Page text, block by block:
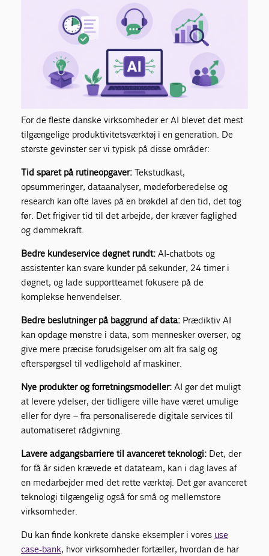
For de fleste danske virksomheder er AI blevet det mest
tilgængelige produktivitetsværktøj i en generation. De
største gevinster ser vi typisk på disse områder:
Tid sparet på rutineopgaver:Tekstudkast,
opsummeringer, dataanalyser, mødeforberedelse og
research kan ofte laves på en brøkdel af den tid, det tog
før. Det frigiver tid til det arbejde, der kræver faglighed
og dømmekraft.
Bedre kundeservice døgnet rundt:AI-chatbots og
assistenter kan svare kunder på sekunder, 24 timer i
døgnet, og lade supportteamet fokusere på de
komplekse henvendelser.
Bedre beslutninger på baggrund af data: Prædiktiv AI
kan opdage mønstre i data, som mennesker overser, og
give mere præcise forudsigelser om alt fra salg og
efterspørgsel til vedligehold af maskiner.
Nye produkter og forretningsmodeller:AI gør det muligt
at levere ydelser, der tidligere ville have været umulige
eller for dyre – fra personaliserede digitale services til
automatiseret rådgivning.
Lavere adgangsbarriere til avanceret teknologi: Det, der
for få år siden krævede et datateam, kan i dag laves af
en medarbejder med det rette værktøj. Det gør avanceret
teknologi tilgængelig også for små og mellemstore
virksomheder.
Du kan finde konkrete danske eksempler i vores use
case-bank, hvor virksomheder fortæller, hvordan de har